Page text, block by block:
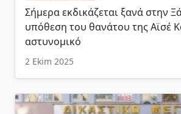
Σήμερα εκδικάζεται ξανά στην
υπόθεση του θανάτου της Αϊσέ
αστυνομικό
2 Ekim 2025